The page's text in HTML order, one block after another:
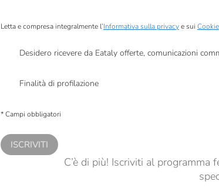
Letta e compresa integralmente l’Informativa sulla privacye sui Cookie
Desidero ricevere da Eataly offerte, comunicazioni
Finalità di profilazione
* Campi obbligatori
ISCRIVITI
C’è di più! Iscriviti al programma